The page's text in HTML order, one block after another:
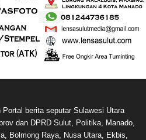
berita seputar Sulawesi Utara
dan DPRD Sulut, Politika, Manado,
Bolmong Raya, Nusa Utara, Ekbis,